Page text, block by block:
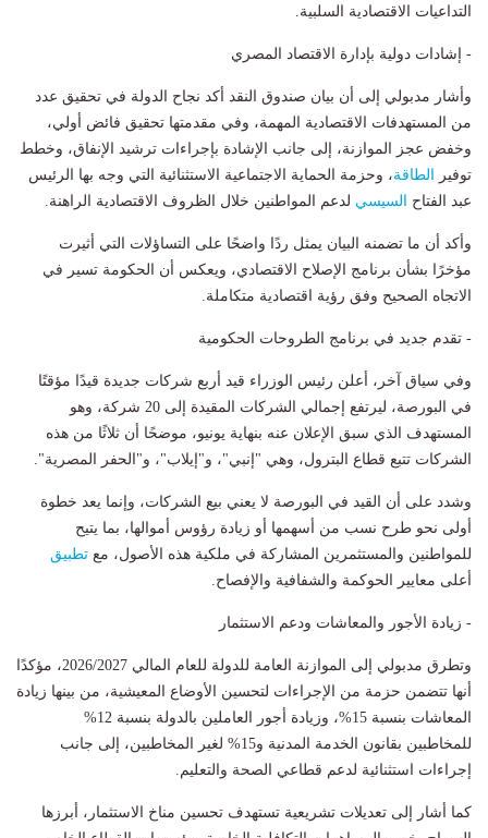
التداعيات الاقتصادية السلبية.
- إشادات دولية بإدارة الاقتصاد المصري
وأشار مدبولي إلى أن بيان صندوق النقد أكد نجاح الدولة في تحقيق عدد
من المستهدفات الاقتصادية المهمة، وفي مقدمتها تحقيق فائض أولي،
وخفض عجز الموازنة، إلى جانب الإشادة بإجراءات ترشيد الإنفاق، وخطط
توفير
الطاقة، وحزمة الحماية الاجتماعية الاستثنائية التي وجه بها الرئيس
عبد الفتاح
السيسي لدعم المواطنين خلال الظروف الاقتصادية الراهنة.
وأكد أن ما تضمنه البيان يمثل ردًا واضحًا على التساؤلات التي أثيرت
مؤخرًا بشأن برنامج الإصلاح الاقتصادي، ويعكس أن الحكومة تسير في
الاتجاه الصحيح وفق رؤية اقتصادية متكاملة.
- تقدم جديد في برنامج الطروحات الحكومية
وفي سياق آخر، أعلن رئيس الوزراء قيد أربع شركات جديدة قيدًا مؤقتًا
في البورصة، ليرتفع إجمالي الشركات المقيدة إلى 20 شركة، وهو
المستهدف الذي سبق الإعلان عنه بنهاية يونيو، موضحًا أن ثلاثًا من هذه
الشركات تتبع قطاع البترول، وهي "إنبي"، و"إيلاب"، و"الحفر المصرية".
وشدد على أن القيد في البورصة لا يعني بيع الشركات، وإنما يعد خطوة
أولى نحو طرح نسب من أسهمها أو زيادة رؤوس أموالها، بما يتيح
للمواطنين والمستثمرين المشاركة في ملكية هذه الأصول، مع تطبيق
أعلى معايير الحوكمة والشفافية والإفصاح.
- زيادة الأجور والمعاشات ودعم الاستثمار
وتطرق مدبولي إلى الموازنة العامة للدولة للعام المالي 2026/2027، مؤكدًا
أنها تتضمن حزمة من الإجراءات لتحسين الأوضاع المعيشية، من بينها زيادة
المعاشات بنسبة 15%، وزيادة أجور العاملين بالدولة بنسبة 12%
للمخاطبين بقانون الخدمة المدنية و15% لغير المخاطبين، إلى جانب
إجراءات استثنائية لدعم قطاعي الصحة والتعليم.
كما أشار إلى تعديلات تشريعية تستهدف تحسين مناخ الاستثمار، أبرزها